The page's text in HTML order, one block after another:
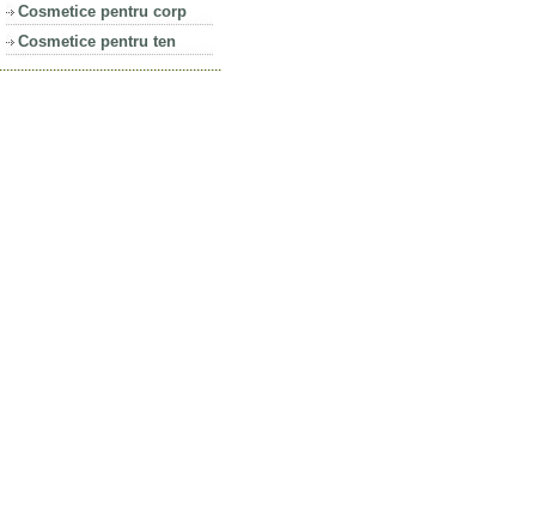
Cosmetice pentru corp
Cosmetice pentru ten